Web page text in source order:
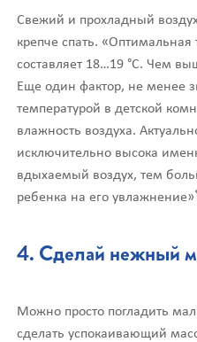
Свежий и прохладный
крепче спать.
составляет 18…19 °C. Чем
Еще один фактор, не менее
температурой в детской
влажность воздуха.
исключительно высока
вдыхаемый воздух, тем
ребенка на его увлажнение»*
4. Сделай нежный
Можно просто погладить
сделать успокаивающий